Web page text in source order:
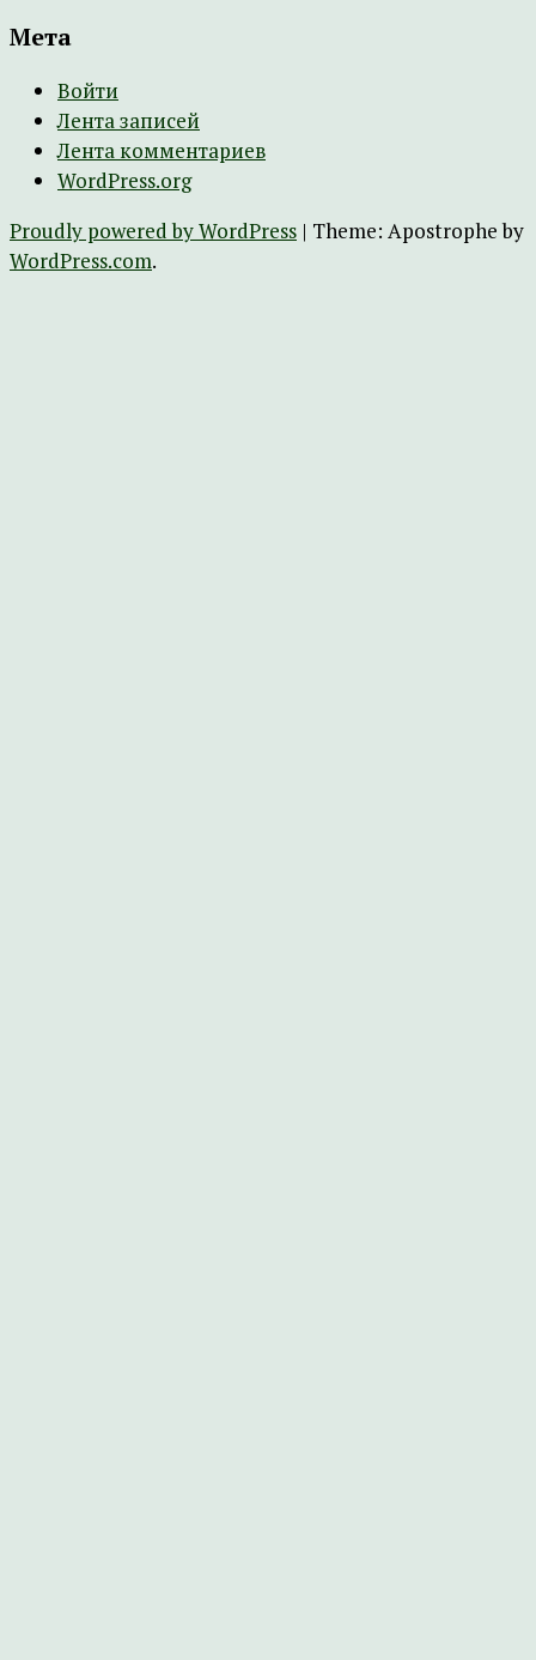
Мета
Войти
Лента записей
Лента комментариев
WordPress.org
Proudly powered by WordPress | Theme: Apostrophe by
WordPress.com.